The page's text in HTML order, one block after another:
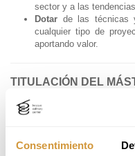
Consentimiento
sector y a las
Dotar de las técnicas
cualquier tipo de
aportando valor.
TITULACIÓN DEL
Para cursar el máster no es
finalizados, aunque disponer
Tras finalizar el máster,